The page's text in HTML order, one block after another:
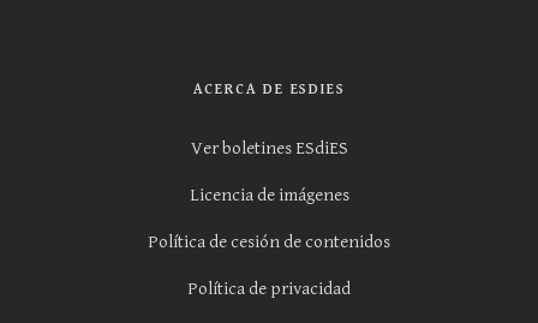
ACERCA DE ESDIES
Ver boletines ESdiES
Licencia de imágenes
Política de cesión de contenidos
Política de privacidad